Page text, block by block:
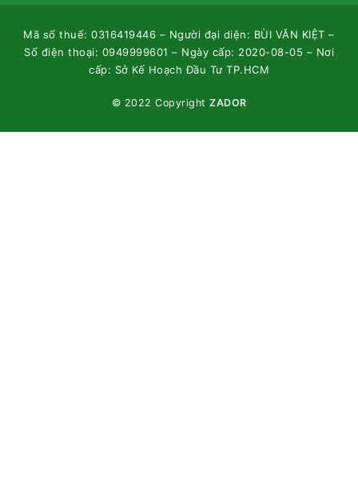
Mã số thuế: 0316419446 – Người đại diện: BÙI VĂN KIỆT –
Số điện thoại: 0949999601 – Ngày cấp: 2020-08-05 – Nơi
cấp: Sở Kế Hoạch Đầu Tư TP.HCM
© 2022 Copyright ZADOR